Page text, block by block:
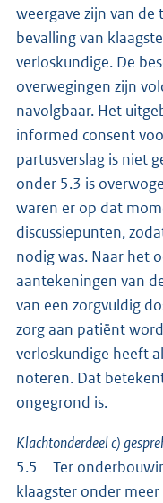
weergave zijn van
bevalling van
verloskundige. De
overwegingen zijn
navolgbaar. Het
informed consent
partusverslag is niet
onder 5.3 is
waren er op dat
discussiepunten,
nodig was. Naar het
aantekeningen van
van een zorgvuldig
zorg aan patiënt
verloskundige heeft
noteren. Dat
ongegrond is.
Klachtonderdeel c)
5.5 Ter
klaagster onder